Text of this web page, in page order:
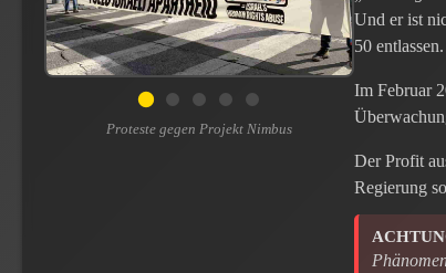
Proteste gegen Projekt Nimbus
Und er ist
50 entlassen.
Im Februar
Der Profit
Regierung